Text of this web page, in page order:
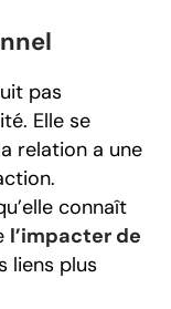
pas
Elle se
relation a une
connaît
l’impacter de
liens plus